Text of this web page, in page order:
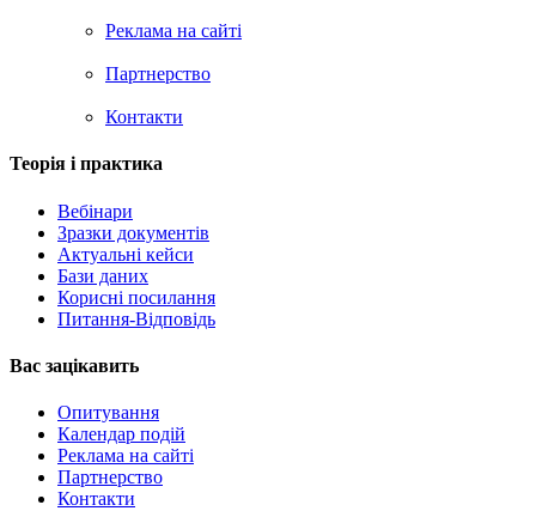
Реклама на сайтi
Партнерство
Контакти
Теорія i практика
Вебінари
Зразки документів
Актуальні кейси
Бази даних
Корисні посилання
Питання-Відповідь
Вас зацiкавить
Опитування
Календар подій
Реклама на сайтi
Партнерство
Контакти